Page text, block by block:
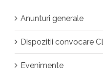
Anunturi generale
Dispozitii convocare CL
Evenimente